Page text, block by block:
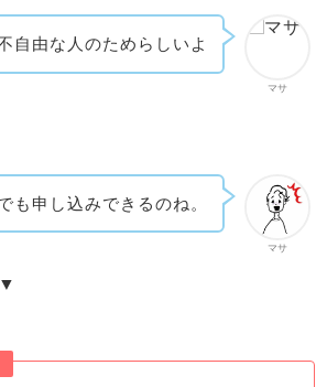
マサ
自由な人のためらしいよ
マサ
も申し込みできるのね。